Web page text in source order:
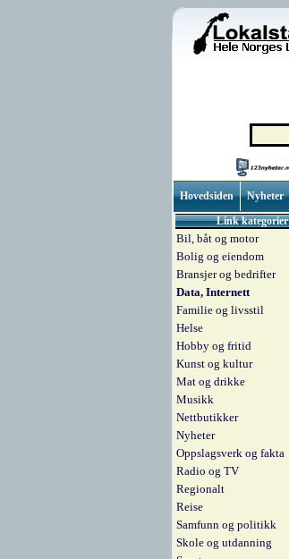
Hovedsiden Nyheter
Link kategorier
Bil, båt og motor
Bolig og eiendom
Bransjer og bedrifter
Data, Internett
Familie og livsstil
Helse
Hobby og fritid
Kunst og kultur
Mat og drikke
Musikk
Nettbutikker
Nyheter
Oppslagsverk og fakta
Radio og TV
Regionalt
Reise
Samfunn og politikk
Skole og utdanning